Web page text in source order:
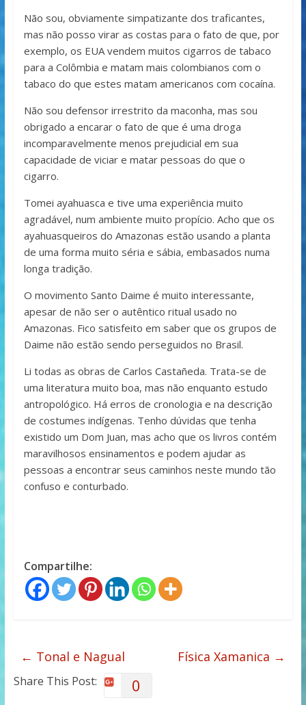
Não sou, obviamente simpatizante dos traficantes,
mas não posso virar as costas para o fato de que, por
exemplo, os EUA vendem muitos cigarros de tabaco
para a Colômbia e matam mais colombianos com o
tabaco do que estes matam americanos com cocaína.
Não sou defensor irrestrito da maconha, mas sou
obrigado a encarar o fato de que é uma droga
incomparavelmente menos prejudicial em sua
capacidade de viciar e matar pessoas do que o
cigarro.
Tomei ayahuasca e tive uma experiência muito
agradável, num ambiente muito propício. Acho que os
ayahuasqueiros do Amazonas estão usando a planta
de uma forma muito séria e sábia, embasados numa
longa tradição.
O movimento Santo Daime é muito interessante,
apesar de não ser o autêntico ritual usado no
Amazonas. Fico satisfeito em saber que os grupos de
Daime não estão sendo perseguidos no Brasil.
Li todas as obras de Carlos Castañeda. Trata-se de
uma literatura muito boa, mas não enquanto estudo
antropológico. Há erros de cronologia e na descrição
de costumes indígenas. Tenho dúvidas que tenha
existido um Dom Juan, mas acho que os livros contém
maravilhosos ensinamentos e podem ajudar as
pessoas a encontrar seus caminhos neste mundo tão
confuso e conturbado.
Compartilhe:
← Tonal e Nagual Física Xamanica →
Share This Post: 0